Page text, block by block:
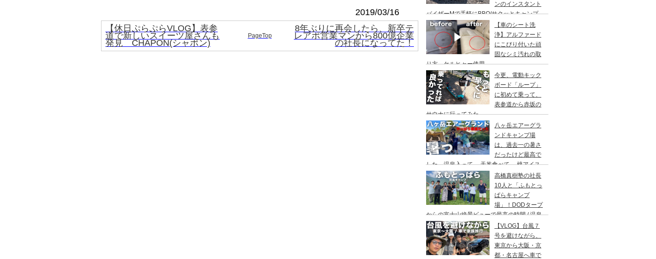
2019/03/16
【休日ぷらぷらVLOG】表参
道で新しいスイーツ屋さんも
発見 CHAPON(シャポン)
PageTop
8年ぶりに再会したら、新卒テ
レアポ営業マンから800億企業
の社長になってた！
ンのインスタント
バイザーMで手軽にBBQ/サクッとキャンプ
レイアウト/ 都心から車で1時間/ 河原のキャ
ンプ場/秋川橋河川公園 バーベキューランド
【車のシート洗
浄】アルファード
にこびり付いた頑
固なシミ汚れの取
り方。ケルヒャー使用。
今更、電動キック
ボード「ループ」
に初めて乗って、
表参道から赤坂の
サウナに行ってみた。
八ヶ岳エアーグラ
ンドキャンプ場
は、過去一の暑さ
だったけど最高で
した。温泉入って→ 天丼食べて→ 桃アイス
食べて。ファミリーキャンプにもキャンプデ
ートにもお勧めです。DOD＆ムラコでグル
ープキャンプ
高橋真樹塾の社長
10人と「ふもとっ
ぱらキャンプ
場」！DODタープ
からの富士山絶景ビューで最高の時間 / 温泉
の代わりにシャワー / キャンプ飯は肉にタコ
スにビール
【VLOG】台風７
号を避けながら、
東京から大阪・京
都・名古屋へ車で